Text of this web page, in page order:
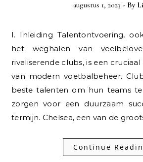
augustus 1, 2023 - By
I. Inleiding Talentontvoering, ook wel bekend als
het weghalen van
rivaliserende clubs, is een
van modern voetbalbeheer.
beste talenten om hun teams
zorgen voor een duurzaam
termijn. Chelsea, een van de
Continue